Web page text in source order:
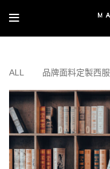
ALL 品牌面料定製西服